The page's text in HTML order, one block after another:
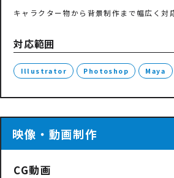
キャラクター物から背景制作まで幅広く対
対応範囲
Illustrator Photoshop Maya
映像・動画制作
CG動画